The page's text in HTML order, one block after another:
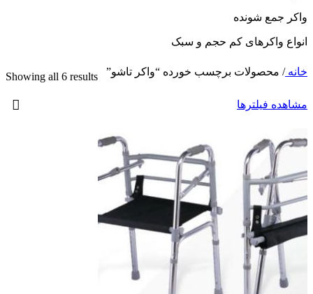
واکر جمع شونده
انواع واکرهای کم حجم و سبک
خانه/ محصولات برچسب خورده “واکر تاشو” Showing all 6 results
مشاهده فیلترها